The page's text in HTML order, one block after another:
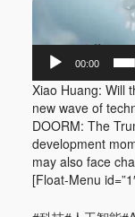
00:00
Xiao Huang: Will
new wave of
DOORM: The
development
may also face
[Float-Menu